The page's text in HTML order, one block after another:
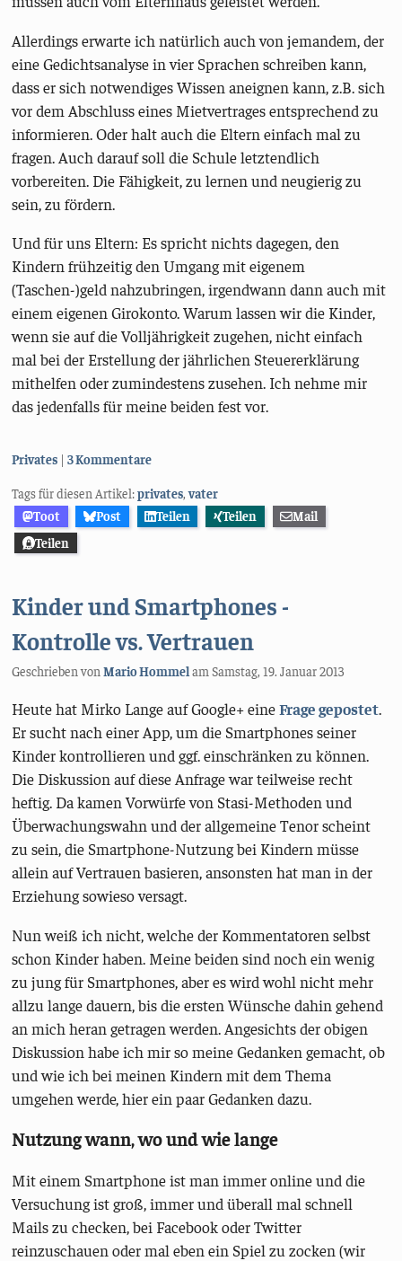
Allerdings erwarte ich natürlich auch von jemandem, der
eine Gedichtsanalyse in vier Sprachen schreiben kann,
dass er sich notwendiges Wissen aneignen kann, z.B. sich
vor dem Abschluss eines Mietvertrages entsprechend zu
informieren. Oder halt auch die Eltern einfach mal zu
fragen. Auch darauf soll die Schule letztendlich
vorbereiten. Die Fähigkeit, zu lernen und neugierig zu
sein, zu fördern.
Und für uns Eltern: Es spricht nichts dagegen, den
Kindern frühzeitig den Umgang mit eigenem
(Taschen-)geld nahzubringen, irgendwann dann auch mit
einem eigenen Girokonto. Warum lassen wir die Kinder,
wenn sie auf die Volljährigkeit zugehen, nicht einfach
mal bei der Erstellung der jährlichen Steuererklärung
mithelfen oder zumindestens zusehen. Ich nehme mir
das jedenfalls für meine beiden fest vor.
Kategorien:
Privates 3 Kommentare
Tags für diesen Artikel:privates,vater
Toot
Post Teilen Teilen
Mail
Teilen
Kinder und Smartphones -
Kontrolle vs. Vertrauen
Geschrieben vonMario HommelamSamstag, 19. Januar 2013
Heute hat Mirko Lange auf Google+ eineFrage gepostet.
Er sucht nach einer App, um die Smartphones seiner
Kinder kontrollieren und ggf. einschränken zu können.
Die Diskussion auf diese Anfrage war teilweise recht
heftig. Da kamen Vorwürfe von Stasi-Methoden und
Überwachungswahn und der allgemeine Tenor scheint
zu sein, die Smartphone-Nutzung bei Kindern müsse
allein auf Vertrauen basieren, ansonsten hat man in der
Erziehung sowieso versagt.
Nun weiß ich nicht, welche der Kommentatoren selbst
schon Kinder haben. Meine beiden sind noch ein wenig
zu jung für Smartphones, aber es wird wohl nicht mehr
allzu lange dauern, bis die ersten Wünsche dahin gehend
an mich heran getragen werden. Angesichts der obigen
Diskussion habe ich mir so meine Gedanken gemacht, ob
und wie ich bei meinen Kindern mit dem Thema
umgehen werde, hier ein paar Gedanken dazu.
Nutzung wann, wo und wie lange
Mit einem Smartphone ist man immer online und die
Versuchung ist groß, immer und überall mal schnell
Mails zu checken, bei Facebook oder Twitter
reinzuschauen oder mal eben ein Spiel zu zocken (wir